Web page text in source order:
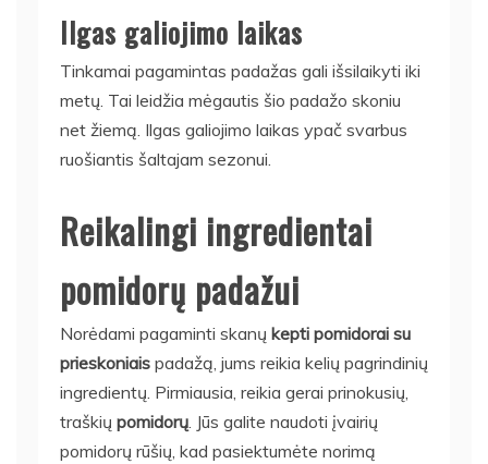
Ilgas galiojimo laikas
Tinkamai pagamintas padažas gali išsilaikyti iki
metų. Tai leidžia mėgautis šio padažo skoniu
net žiemą. Ilgas galiojimo laikas ypač svarbus
ruošiantis šaltajam sezonui.
Reikalingi ingredientai
pomidorų padažui
Norėdami pagaminti skanų kepti pomidorai su
prieskoniais padažą, jums reikia kelių pagrindinių
ingredientų. Pirmiausia, reikia gerai prinokusių,
traškių pomidorų. Jūs galite naudoti įvairių
pomidorų rūšių, kad pasiektumėte norimą